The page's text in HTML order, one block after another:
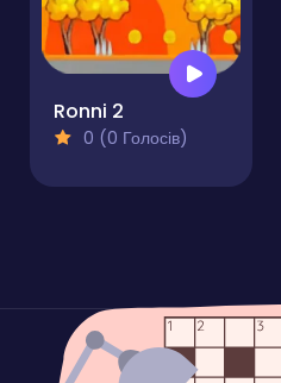
Ronni 2
0 (0 Голосів)